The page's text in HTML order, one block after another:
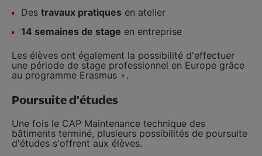
Des travaux pratiques en atelier
14 semaines de stage en entreprise
Les élèves ont également la possibilité d'effectuer
une période de stage professionnel en Europe grâce
au programme Erasmus +.
Poursuite d'études
Une fois le CAP Maintenance technique des
bâtiments terminé, plusieurs possibilités de poursuite
d'études s'offrent aux élèves.